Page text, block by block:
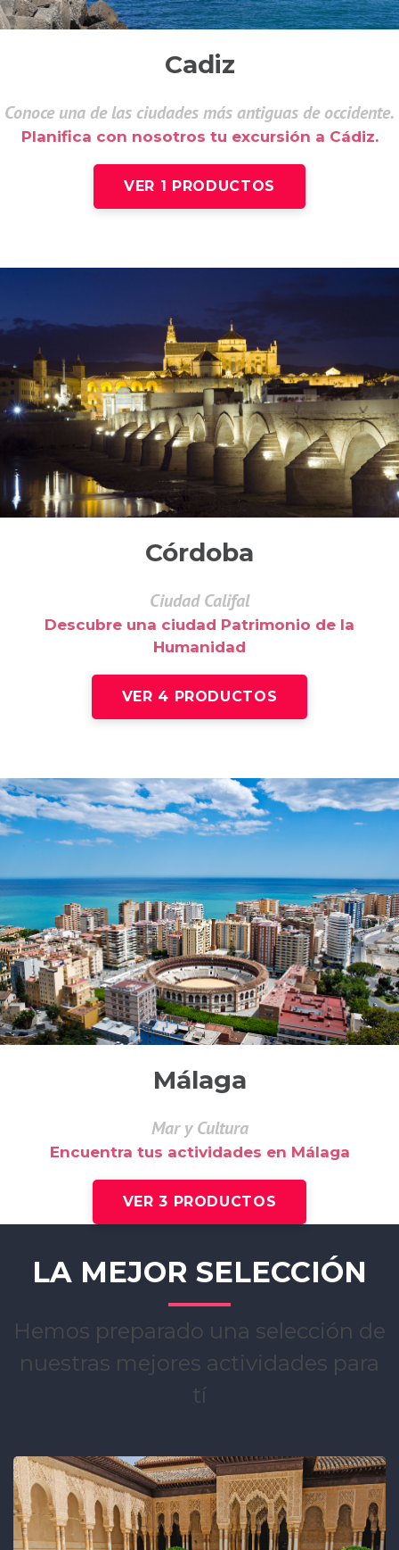
Cadiz
Conoce una de las ciudades más antiguas de occidente.
Planifica con nosotros tu excursión a Cádiz.
VER 1 PRODUCTOS
Córdoba
Ciudad Califal
Descubre una ciudad Patrimonio de la
Humanidad
VER 4 PRODUCTOS
Málaga
Mar y Cultura
Encuentra tus actividades en Málaga
VER 3 PRODUCTOS
LA MEJOR SELECCIÓN
Hemos preparado una selección de
nuestras mejores actividades para
tí